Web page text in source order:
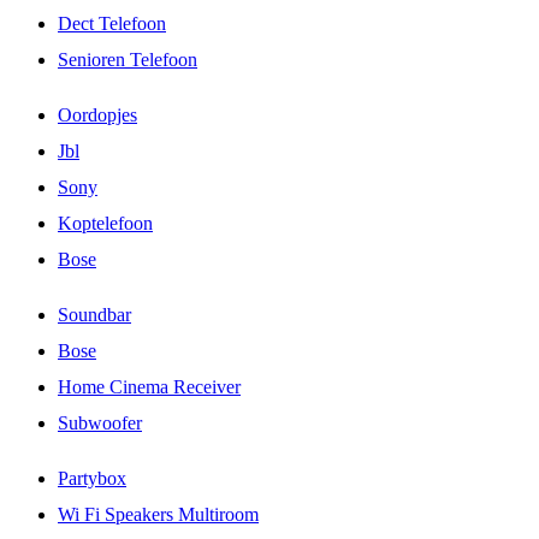
Dect Telefoon
Senioren Telefoon
Oordopjes
Jbl
Sony
Koptelefoon
Bose
Soundbar
Bose
Home Cinema Receiver
Subwoofer
Partybox
Wi Fi Speakers Multiroom